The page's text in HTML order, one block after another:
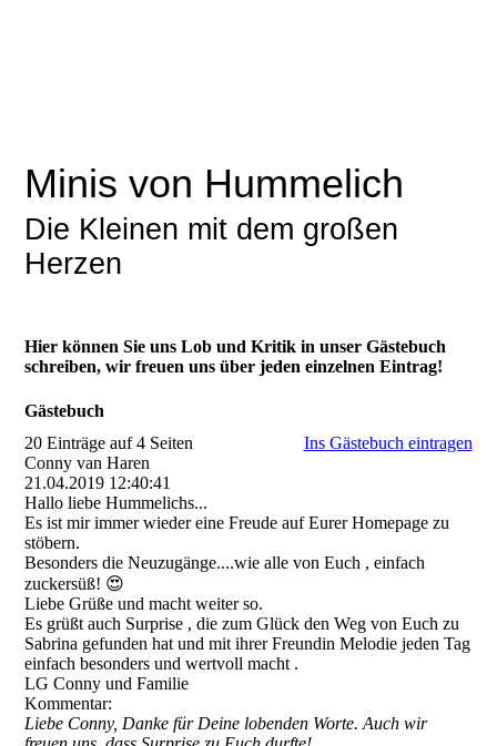
Minis von Hummelich
Die Kleinen mit dem großen
Herzen
Hier können Sie uns Lob und Kritik in unser Gästebuch
schreiben, wir freuen uns über jeden einzelnen Eintrag!
Gästebuch
20 Einträge auf 4 Seiten
Ins Gästebuch eintragen
Conny van Haren
21.04.2019 12:40:41
Hallo liebe Hummelichs...
Es ist mir immer wieder eine Freude auf Eurer Homepage zu
stöbern.
Besonders die Neuzugänge....wie alle von Euch , einfach
zuckersüß! 😍
Liebe Grüße und macht weiter so.
Es grüßt auch Surprise , die zum Glück den Weg von Euch zu
Sabrina gefunden hat und mit ihrer Freundin Melodie jeden Tag
einfach besonders und wertvoll macht .
LG Conny und Familie
Kommentar:
Liebe Conny, Danke für Deine lobenden Worte. Auch wir